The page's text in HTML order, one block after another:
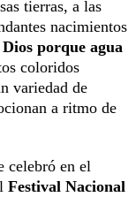
tierras, a las
nacimientos
porque agua
coloridos
variedad de
a ritmo de
celebró en el
Festival Nacional